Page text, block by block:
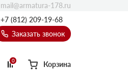
+7 (812) 209-19-68
Заказать звонок
0 Корзина
mail@armatura-178.ru